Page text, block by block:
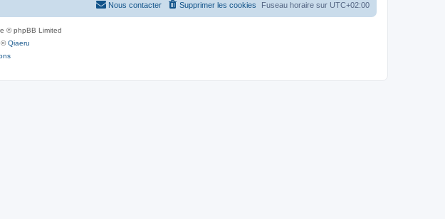
Fuseau horaire sur UTC+02:00
Supprimer les cookies
Nous contacter
© phpBB Limited
©Qiaeru